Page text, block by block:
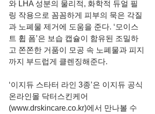
와 LHA 성분의 물리적, 화학적 듀얼 필
링 작용으로 꼼꼼하게 피부의 묵은 각질
과 노폐물 제거에 도움을 준다. ‘모이스
트 휩 폼’은 보습 캡슐이 함유된 조밀하
고 쫀쫀한 거품이 모공 속 노폐물과 피지
까지 부드럽게 클렌징해준다.
‘이지듀 스타터 라인 3종’은 이지듀 공식
온라인몰 닥터스킨케어
(www.drskincare.co.kr)에서 만나볼 수